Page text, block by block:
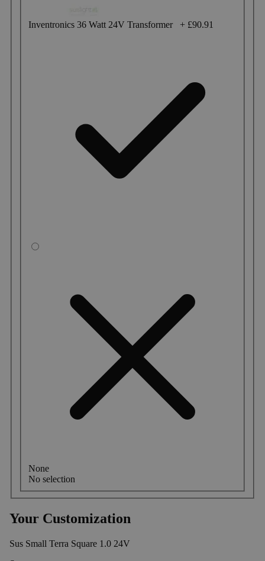
Inventronics 36 Watt 24V Transformer + £90.91
None
No selection
Your Customization
Sus Small Terra Square 1.0 24V